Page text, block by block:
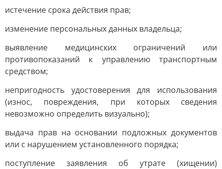
истечение срока действия прав;
изменение персональных данных владельца;
выявление медицинских ограничений или
противопоказаний к управлению транспортным
средством;
непригодность удостоверения для использования
(износ, повреждения, при которых сведения
невозможно определить визуально);
выдача прав на основании подложных документов
или с нарушением установленного порядка;
поступление заявления об утрате (хищении)